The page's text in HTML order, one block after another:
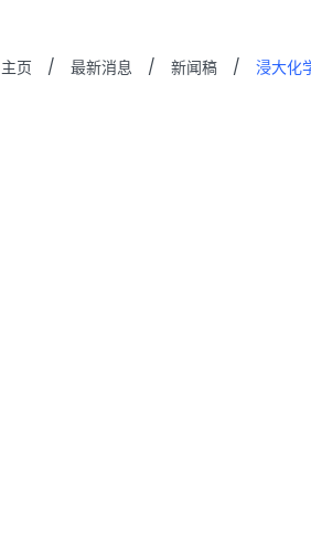
主页 / 最新消息 / 新闻稿 / 浸大化